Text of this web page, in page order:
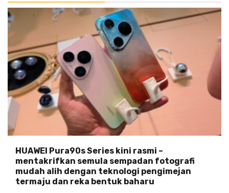
HUAWEI Pura90s Series kini rasmi –
mentakrifkan semula sempadan fotografi
mudah alih dengan teknologi pengimejan
termaju dan reka bentuk baharu